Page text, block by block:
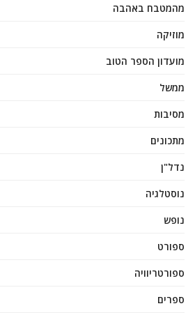
מהמטבח באהבה
מוזיקה
מועדון הספר הטוב
ממשל
מסיבות
מתכונים
נדל"ן
נוסטלגיה
נופש
ספורט
ספורטריוויה
ספרים